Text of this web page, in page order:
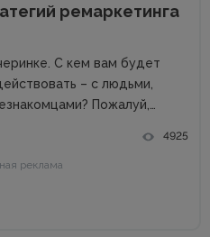
ремаркетинга
С кем вам будет
– с людьми,
Пожалуй,
Если люди уже знакомы
4925
реклама